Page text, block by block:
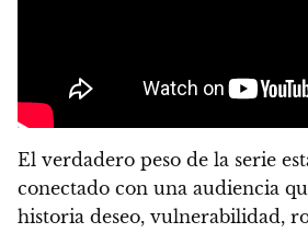
El verdadero peso de la serie
conectado con una audiencia
historia deseo, vulnerabilidad,